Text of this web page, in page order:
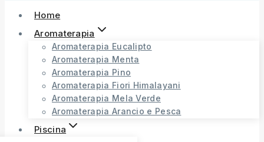
Home
Aromaterapia
Aromaterapia Eucalipto
Aromaterapia Menta
Aromaterapia Pino
Aromaterapia Fiori Himalayani
Aromaterapia Mela Verde
Aromaterapia Arancio e Pesca
Piscina